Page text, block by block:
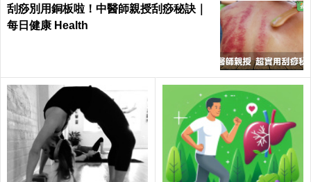
刮痧別用銅板啦！中醫師親授刮痧秘訣｜
每日健康 Health